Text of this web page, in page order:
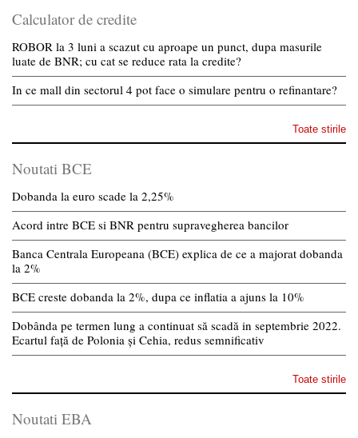
Calculator de credite
ROBOR la 3 luni a scazut cu aproape un punct, dupa masurile
luate de BNR; cu cat se reduce rata la credite?
In ce mall din sectorul 4 pot face o simulare pentru o refinantare?
Toate stirile
Noutati BCE
Dobanda la euro scade la 2,25%
Acord intre BCE si BNR pentru supravegherea bancilor
Banca Centrala Europeana (BCE) explica de ce a majorat dobanda
la 2%
BCE creste dobanda la 2%, dupa ce inflatia a ajuns la 10%
Dobânda pe termen lung a continuat să scadă in septembrie 2022.
Ecartul față de Polonia și Cehia, redus semnificativ
Toate stirile
Noutati EBA